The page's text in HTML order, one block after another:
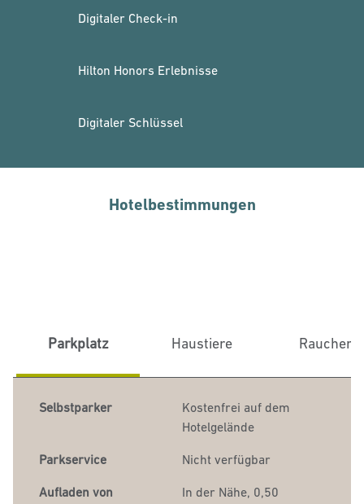
Digitaler Check-in
Hilton Honors Erlebnisse
Digitaler Schlüssel
Hotelbestimmungen
Parkplatz Haustiere Raucher
Selbstparker
Kostenfrei auf dem
Hotelgelände
Parkservice Nicht verfügbar
Aufladen von
In der Nähe, 0,50